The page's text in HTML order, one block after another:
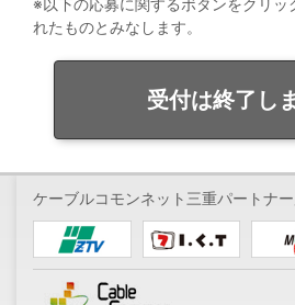
れたものとみなします。
受付は終了し
ケーブルコモンネット三重パートナ